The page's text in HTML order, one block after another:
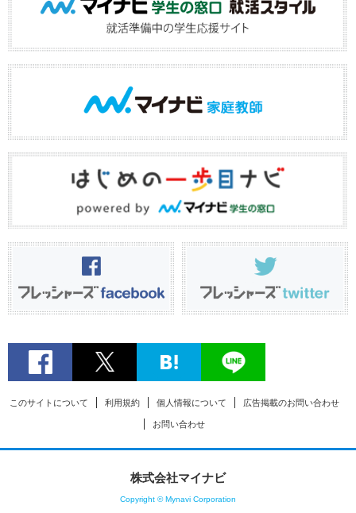
このサイトについて 利用規約 個人情報について 広告掲載のお問い合わせ
お問い合わせ
株式会社マイナビ
Copyright © Mynavi Corporation